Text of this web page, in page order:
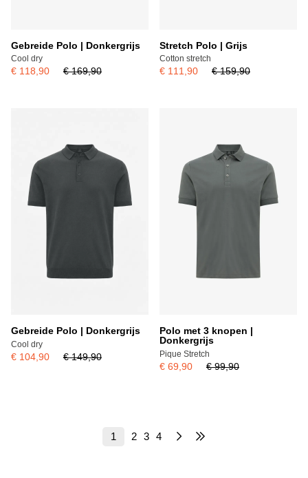
Gebreide Polo | Donkergrijs
Cool dry
€ 118,90 € 169,90
Stretch Polo | Grijs
Cotton stretch
€ 111,90 € 159,90
Gebreide Polo | Donkergrijs
Cool dry
€ 104,90 € 149,90
Polo met 3 knopen |
Donkergrijs
Pique Stretch
€ 69,90 € 99,90
1 2 3 4